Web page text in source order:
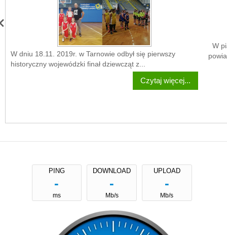
W dniu 18.11. 2019r. w Tarnowie odbył się pierwszy
historyczny wojewódzki finał dziewcząt z...
Czytaj więcej...
W